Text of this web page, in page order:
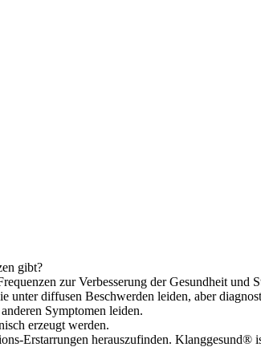
gibt?
zur Verbesserung der Gesundheit und
diffusen Beschwerden leiden, aber
Symptomen leiden.
erzeugt werden.
Erstarrungen herauszufinden. Klanggesund®